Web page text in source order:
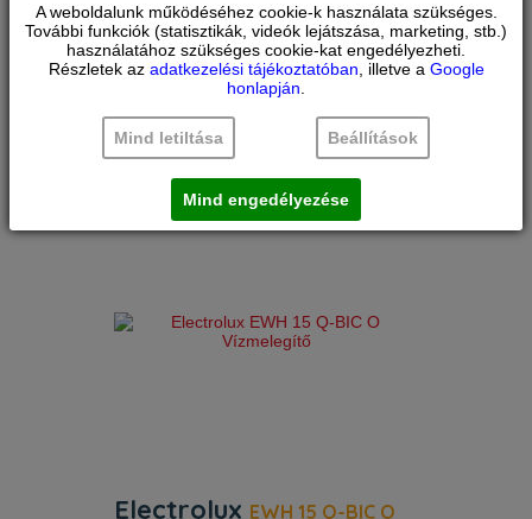
Energiaosztály: B
Űrtartalom: 50 l
Szélesség: 44 cm
Electrolux EWH 50 Smart Inverter
elektromos vízmelegítő, digitális
INVERTER technológiával, egy
egyedülálló technológia, amelyet először
egy vízmelegítőkben alkalmaztak, célja
az elektromos
RENDELÉSRE
Összehasonlítás
149.990 Ft
Electrolux EWH 15 Q-BIC O
A weboldalunk működéséhez cookie-k használata szükséges.
További funkciók (statisztikák, videók lejátszása, marketing, stb.)
használatához szükséges cookie-kat engedélyezheti.
Részletek az adatkezelési tájékoztatóban, illetve a Google
honlapján.
Mind letiltása Beállítások
Mind engedélyezése